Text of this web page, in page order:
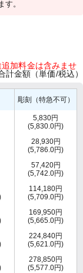
。
加料金は含みませ
計金額（単価/税込）
彫刻（特急不可）
5,830円
(5,830.0円)
28,930円
(5,786.0円)
57,420円
(5,742.0円)
114,180円
(5,709.0円)
169,950円
(5,665.0円)
224,840円
(5,621.0円)
278,850円
(5,577.0円)